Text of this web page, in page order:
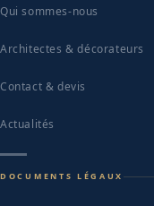
Qui sommes-nous
Architectes & décorateurs
Contact & devis
Actualités
DOCUMENTS LÉGAUX